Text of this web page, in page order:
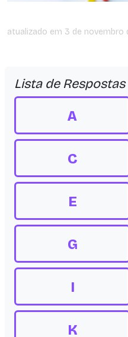
atualizado em 3 de novembro
Lista de Respostas
A
C
E
G
I
K